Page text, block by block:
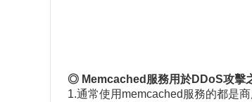
◎ Memcached 服務用於DDoS攻擊
1.通常使用memcached服務的都是